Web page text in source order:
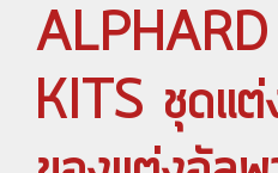
KITS ชุดแต่